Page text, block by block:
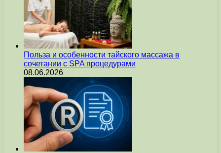
Польза и особенности тайского массажа в
сочетании с SPA процедурами
08.06.2026